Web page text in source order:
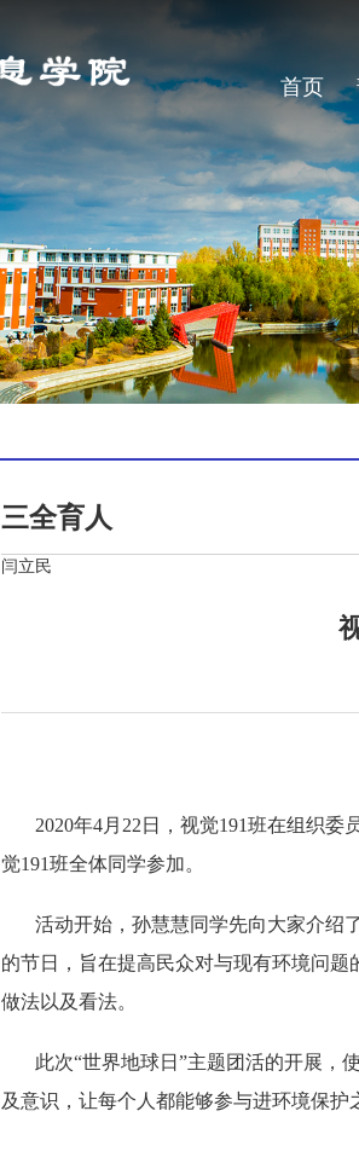
首页
三全育人
闫立民
2020年4月22日，视觉191班在组织委
觉191班全体同学参加。
活动开始，孙慧慧同学先向大家介绍
的节日，旨在提高民众对与现有环境问
做法以及看法。
此次“世界地球日”主题团活的开展，
及意识，让每个人都能够参与进环境保护